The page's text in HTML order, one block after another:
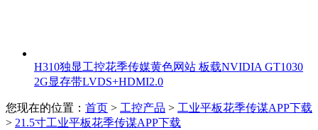
H310独显工控花季传媒黄色网站 板载NVIDIA GT1030
2G显存带LVDS+HDMI2.0
您现在的位置： 首页 > 工控产品 > 工业平板花季传谋APP下载
> 21.5寸工业平板花季传谋APP下载